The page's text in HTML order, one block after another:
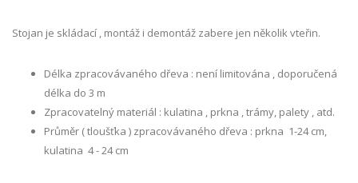
Stojan je skládací , montáž i demontáž zabere jen několik vteřin.
Délka zpracovávaného dřeva : není limitována , doporučená
délka do 3 m
Zpracovatelný materiál : kulatina , prkna , trámy, palety , atd.
Průměr ( tloušťka ) zpracovávaného dřeva : prkna 1-24 cm,
kulatina 4 - 24 cm